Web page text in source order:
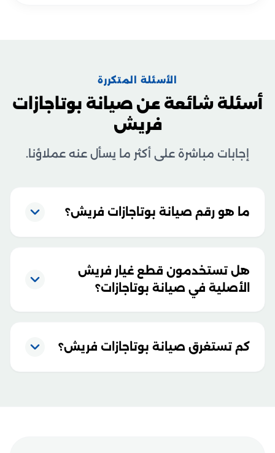
الأسئلة المتكررة
أسئلة شائعة عن صيانة بوتاجازات
فريش
إجابات مباشرة على أكثر ما يسأل عنه عملاؤنا.
ما هو رقم صيانة بوتاجازات فريش؟
هل تستخدمون قطع غيار فريش
الأصلية في صيانة بوتاجازات؟
كم تستغرق صيانة بوتاجازات فريش؟